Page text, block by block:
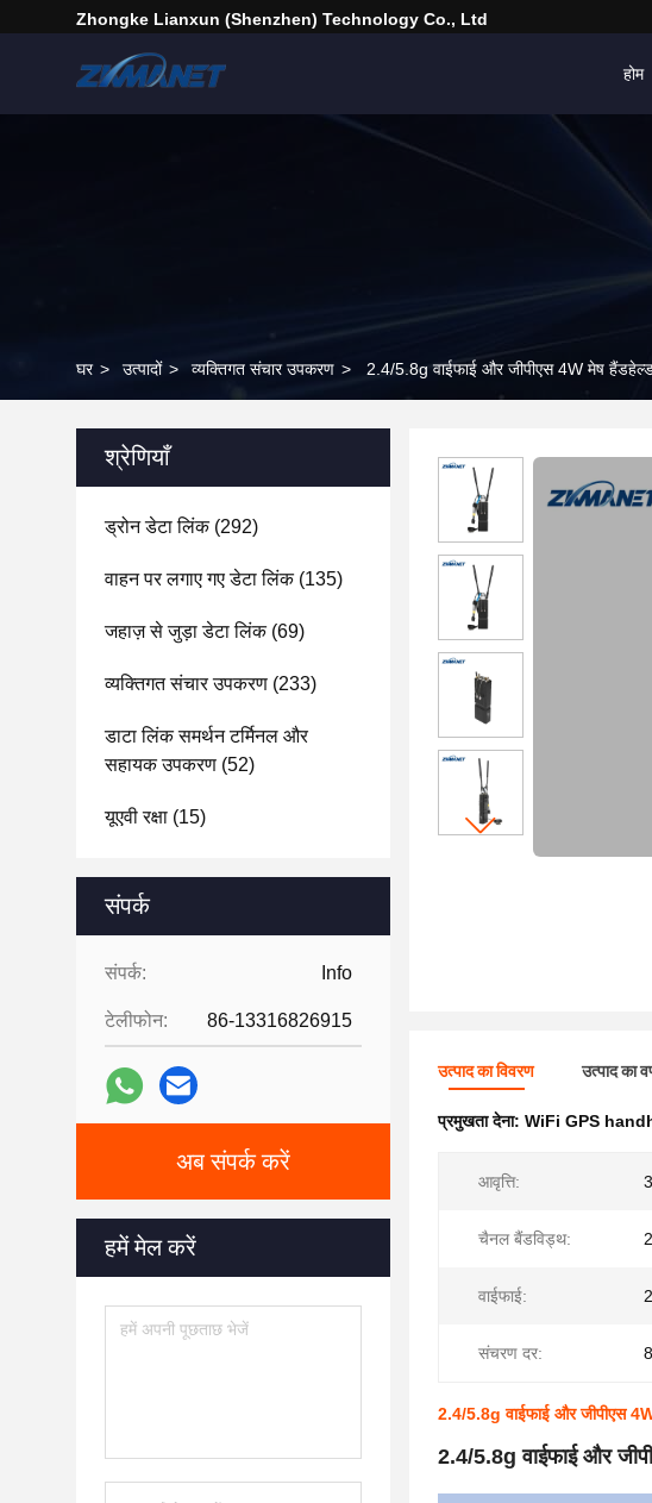
Zhongke Lianxun (Shenzhen) Technology Co., Ltd
होम
घर > उत्पादों > व्यक्तिगत संचार उपकरण > 2.4/5.8g वाईफाई और जीपीएस 4W मेष हैंडहेल्ड
श्रेणियाँ
ड्रोन डेटा लिंक(292)
वाहन पर लगाए गए डेटा लिंक(135)
जहाज़ से जुड़ा डेटा लिंक(69)
व्यक्तिगत संचार उपकरण (233)
डाटा लिंक समर्थन टर्मिनल और
सहायक उपकरण (52)
यूएवी रक्षा (15)
संपर्क
संपर्क: Info
टेलीफोन: 86-13316826915
अब संपर्क करें
हमें मेल करें
उत्पाद का विवरण उत्पाद का
प्रमुखता देना: WiFi GPS
आवृत्ति:
चैनल बैंडविड्थ:
वाईफाई:
संचरण दर:
2.4/5.8g वाईफाई और जीपीएस
2.4/5.8g वाईफाई और